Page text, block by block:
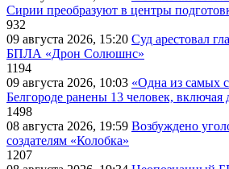
Сирии преобразуют в центры
932
09 августа 2026, 15:20 Суд арестовал
БПЛА «Дрон Солюшнс»
1194
09 августа 2026, 10:03 «Одна из самых
Белгороде ранены 13 человек, включая
1498
08 августа 2026, 19:59 Возбуждено
создателям «Колобка»
1207